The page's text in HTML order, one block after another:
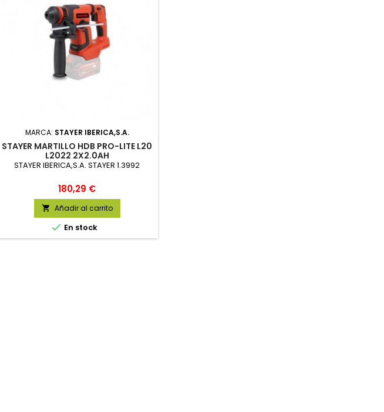
MARCA: STAYER IBERICA,S.A.
STAYER MARTILLO HDB PRO-LITE L20
L2022 2X2.0AH
STAYER IBERICA,S.A. STAYER 1.3992
Precio
180,29 €
 Añadir al carrito
 En stock